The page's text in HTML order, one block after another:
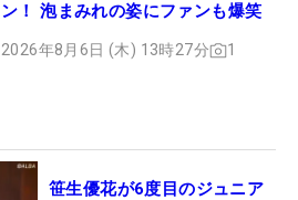
ン！ 泡まみれの姿にファンも爆笑
2026年8月6日 (木) 13時27分 1
笹生優花が6度目のジュニア